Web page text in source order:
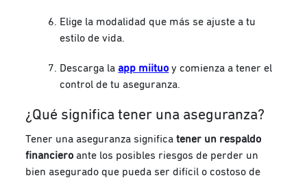
Elige la modalidad que más se ajuste a tu
estilo de vida.
Descarga la app miituo y comienza a tener el
control de tu aseguranza.
¿Qué significa tener una aseguranza?
Tener una aseguranza significa tener un respaldo
financiero ante los posibles riesgos de perder un
bien asegurado que pueda ser difícil o costoso de